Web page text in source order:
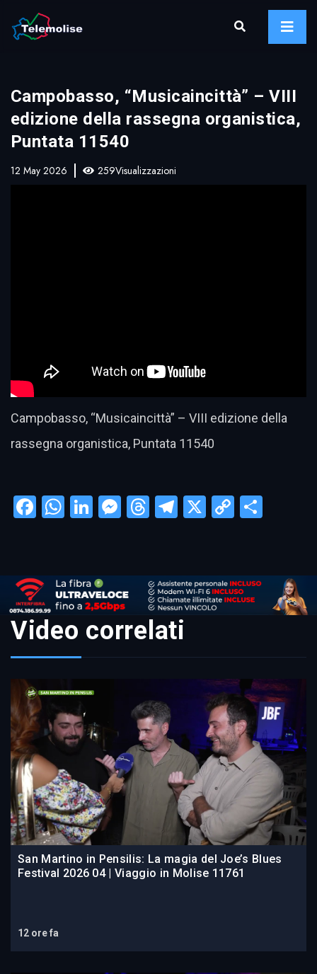
Campobasso, “Musicaincittà” – VIII
edizione della rassegna organistica,
Puntata 11540
12 May 2026 259Visualizzazioni
Campobasso, “Musicaincittà” – VIII edizione della
rassegna organistica, Puntata 11540
Facebook
WhatsApp
LinkedIn
Messenger
Threads
Telegram
X
Copy
Video correlati
San Martino in Pensilis: La magia del Joe’s Blues
Festival 2026 04 | Viaggio in Molise 11761
12 ore fa